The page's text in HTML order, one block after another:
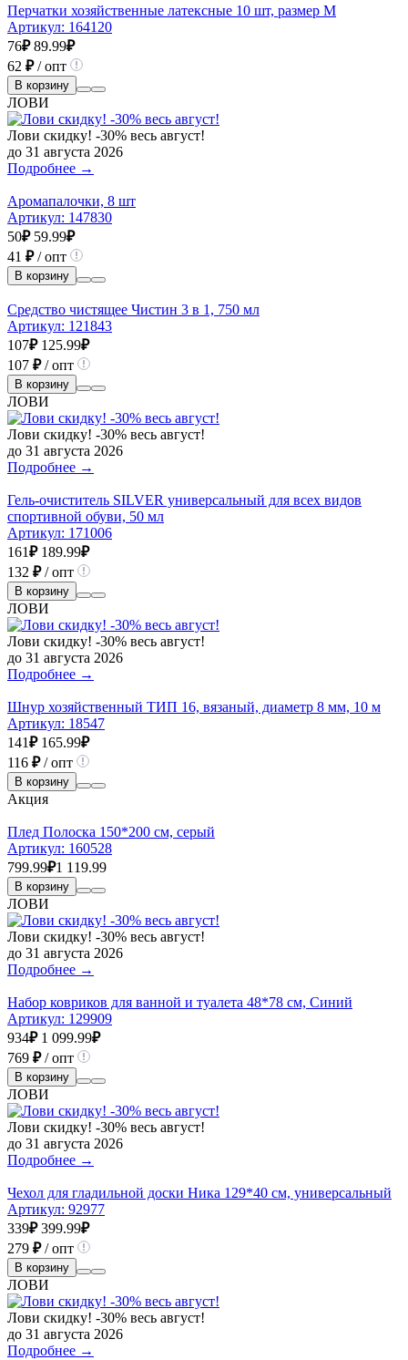
Перчатки хозяйственные латексные 10 шт, размер M
Артикул: 164120
76₽ 89.99₽
62 ₽/ опт
В корзину
ЛОВИ
Лови скидку! -30% весь август!
до 31 августа 2026
Подробнее →
Аромапалочки, 8 шт
Артикул: 147830
50₽ 59.99₽
41 ₽/ опт
В корзину
Средство чистящее Чистин 3 в 1, 750 мл
Артикул: 121843
107₽ 125.99₽
107 ₽/ опт
В корзину
ЛОВИ
Лови скидку! -30% весь август!
до 31 августа 2026
Подробнее →
Гель-очиститель SILVER универсальный для всех видов
спортивной обуви, 50 мл
Артикул: 171006
161₽ 189.99₽
132 ₽/ опт
В корзину
ЛОВИ
Лови скидку! -30% весь август!
до 31 августа 2026
Подробнее →
Шнур хозяйственный ТИП 16, вязаный, диаметр 8 мм, 10 м
Артикул: 18547
141₽ 165.99₽
116 ₽/ опт
В корзину
Акция
Плед Полоска 150*200 см, серый
Артикул: 160528
799.99₽1 119.99
В корзину
ЛОВИ
Лови скидку! -30% весь август!
до 31 августа 2026
Подробнее →
Набор ковриков для ванной и туалета 48*78 см, Синий
Артикул: 129909
934₽ 1 099.99₽
769 ₽/ опт
В корзину
ЛОВИ
Лови скидку! -30% весь август!
до 31 августа 2026
Подробнее →
Чехол для гладильной доски Ника 129*40 см, универсальный
Артикул: 92977
339₽ 399.99₽
279 ₽/ опт
В корзину
ЛОВИ
Лови скидку! -30% весь август!
до 31 августа 2026
Подробнее →